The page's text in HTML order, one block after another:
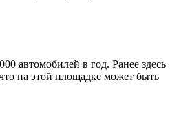
автомобилей в год. Ранее здесь
на этой площадке может быть